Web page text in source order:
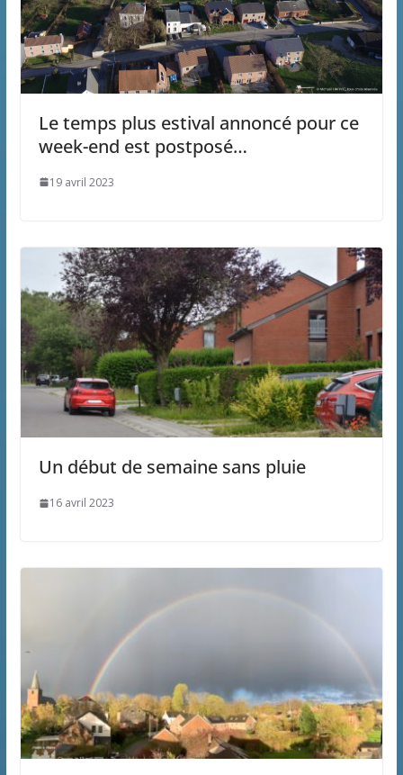
Le temps plus estival annoncé pour ce
week-end est postposé…
19 avril 2023
Un début de semaine sans pluie
16 avril 2023